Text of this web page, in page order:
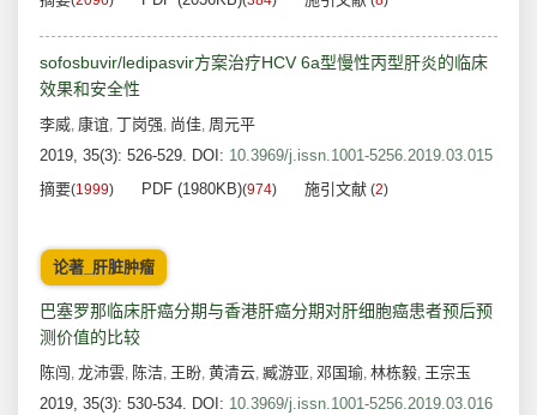
sofosbuvir/ledipasvir方案治疗HCV 6a型慢性丙型肝炎的临床
效果和安全性
李威, 康谊, 丁岗强, 尚佳, 周元平
2019, 35(3): 526-529. DOI: 10.3969/j.issn.1001-5256.2019.03.015
摘要(1999) PDF (1980KB)(974) 施引文献 (2)
论著_肝脏肿瘤
巴塞罗那临床肝癌分期与香港肝癌分期对肝细胞癌患者预后预
测价值的比较
陈闯 , 龙沛雲, 陈洁, 王盼, 黄清云, 臧游亚, 邓国瑜, 林栋毅, 王宗玉
2019, 35(3): 530-534. DOI: 10.3969/j.issn.1001-5256.2019.03.016